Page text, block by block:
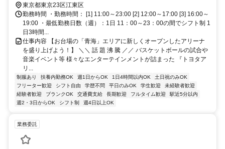
もめ）1番口徒歩約12分
東京都東京23区江東区
勤務時間 ・勤務時間： [1] 11:00～23:00 [2] 12:00～17:00 [3] 16:00～
19:00 ・最低勤務日数（週）：1日 11：00～23：00の間でシフト制 1
日3時間...
仕事内容 【お台場の「青海」エリアに新しくオープンしたアリーナ
を盛り上げよう！】 ＼＼ 話 題 沸 騰 ／／ バスケットボールの試合や
音楽イベント等 様々なエンターテインメントが詰まった 『トヨタア
リ...
制服あり 扶養内勤務OK 週1日からOK 1日4時間以内OK
土日祝のみOK
フリーター歓迎
シフト自由 学歴不問 平日のみOK 学生歓迎
未経験者歓迎
経験者歓迎
ブランクOK 交通費支給 長期歓迎 フルタイム歓迎
駅近5分以内
週2・3日からOK
シフト制 週4日以上OK
業務委託